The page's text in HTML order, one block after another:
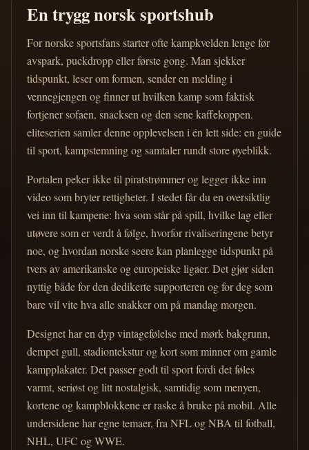
En trygg norsk sportshub
For norske sportsfans starter ofte kampkvelden lenge før
avspark, puckdropp eller første gong. Man sjekker
tidspunkt, leser om formen, sender en melding i
vennegjengen og finner ut hvilken kamp som faktisk
fortjener sofaen, snacksen og den sene kaffekoppen.
eliteserien samler denne opplevelsen i én lett side: en guide
til sport, kampstemning og samtaler rundt store øyeblikk.
Portalen peker ikke til piratstrømmer og legger ikke inn
video som bryter rettigheter. I stedet får du en oversiktlig
vei inn til kampene: hva som står på spill, hvilke lag eller
utøvere som er verdt å følge, hvorfor rivaliseringene betyr
noe, og hvordan norske seere kan planlegge tidspunkt på
tvers av amerikanske og europeiske ligaer. Det gjør siden
nyttig både for den dedikerte supporteren og for deg som
bare vil vite hva alle snakker om på mandag morgen.
Designet har en dyp vintagefølelse med mørk bakgrunn,
dempet gull, stadiontekstur og kort som minner om gamle
kampplakater. Det passer godt til sport fordi det føles
varmt, seriøst og litt nostalgisk, samtidig som menyen,
kortene og kampblokkene er raske å bruke på mobil. Alle
undersidene har egne temaer, fra NFL og NBA til fotball,
NHL, UFC og WWE.